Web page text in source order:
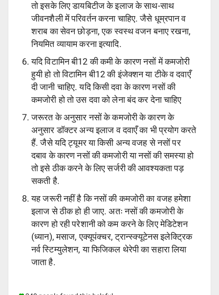
तो इसके लिए डायबिटीज के इलाज के साथ-साथ
जीवनशैली में परिवर्तन करना चाहिए. जैसे धूम्रपान व
शराब का सेवन छोड़ना, एक स्वस्थ वजन बनाए रखना,
नियमित व्यायाम करना इत्यादि.
यदि विटामिन बी12 की कमी के कारण नसों में कमजोरी
हुयी हो तो विटामिन बी12 की इंजेक्शन या टीके व दवाएँ
दी जानी चाहिए. यदि किसी दवा के कारण नसों की
कमजोरी हो तो उस दवा को लेना बंद कर देना चाहिए
जरूरत के अनुसार नसों के कमजोरी के कारण के
अनुसार डॉक्टर अन्य इलाज व दवाएँ का भी प्रयोग करते
हैं. जैसे यदि ट्यूमर या किसी अन्य वजह से नसों पर
दबाव के कारण नसों की कमजोरी या नसों की समस्या हो
तो इसे ठीक करने के लिए सर्जरी की आवश्यकता पड़
सकती है.
यह जरूरी नहीं है कि नसों की कमजोरी का वजह हमेशा
इलाज से ठीक हो ही जाए. अतः नसों की कमजोरी के
कारण हो रही परेशानी को कम करने के लिए मेडिटेशन
(ध्यान), मसाज, एक्यूपंक्चर, ट्रान्स्क्यूटेनस इलेक्ट्रिक
नर्व स्टिम्युलेशन, या फिजिकल थेरेपी का सहारा लिया
जाता है.